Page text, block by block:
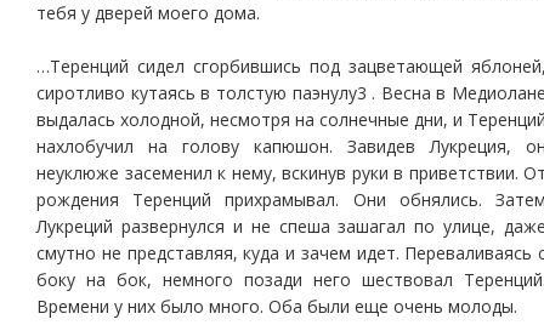
тебя у дверей моего дома.
…Теренций сидел сгорбившись под зацветающей
сиротливо кутаясь в толстую паэнулу3 . Весна в
выдалась холодной, несмотря на солнечные дни, и
нахлобучил на голову капюшон. Завидев Лукреция,
неуклюже засеменил к нему, вскинув руки в приветствии.
рождения Теренций прихрамывал. Они обнялись.
Лукреций развернулся и не спеша зашагал по улице,
смутно не представляя, куда и зачем идет. Переваливаясь
боку на бок, немного позади него шествовал
Времени у них было много. Оба были еще очень молоды.